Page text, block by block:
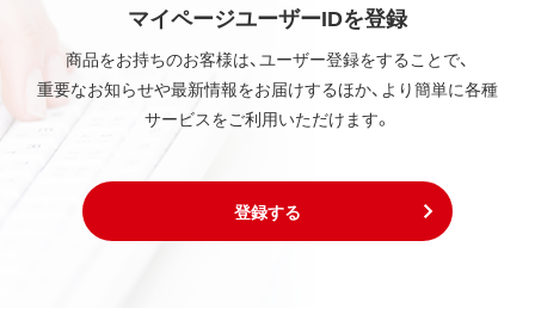
マイページユーザーIDを登録
商品をお持ちのお客様は、ユーザー登録をすることで、
重要なお知らせや最新情報をお届けするほか、より簡単に各種
サービスをご利用いただけます。
登録する